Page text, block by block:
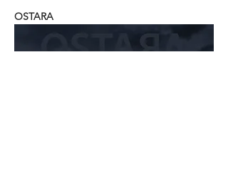
OSTARA